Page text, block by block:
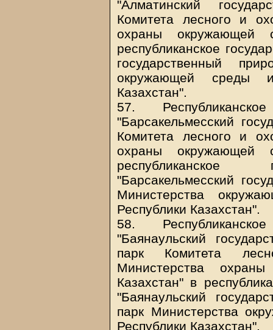
"Алматинский
Комитета лесного и
охраны окружающей
республиканское
государственный
окружающей среды
Казахстан".
57.
"Барсакельмесский
Комитета лесного и
охраны окружающей
республиканское
"Барсакельмесский
Министерства
Республики Казахстан".
58.
"Баянаульский
парк Комитета
Министерства
Казахстан" в
"Баянаульский
парк Министерства
Республики Казахстан".